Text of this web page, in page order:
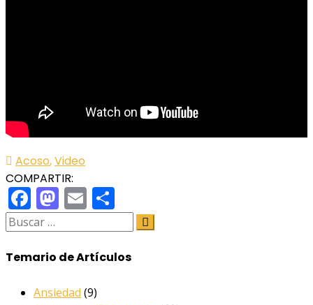
Acoso,Video
COMPARTIR:
Facebook
Mastodon
Email
Temario de Artículos
Ansiedad (9)